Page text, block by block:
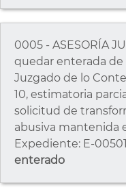
0005 - ASESORÍA
quedar enterada de
Juzgado de lo
10, estimatoria
solicitud de
abusiva mantenida
Expediente: E-
enterado